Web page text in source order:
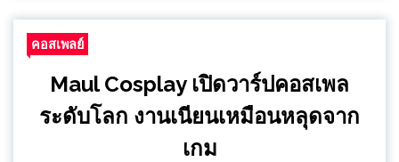
คอสเพลย์
Maul Cosplay เปิดวาร์ปคอสเพล
ระดับโลก งานเนียนเหมือนหลุดจาก
เกม